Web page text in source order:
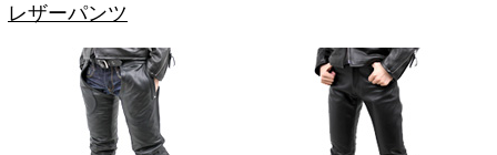
レザーパンツ